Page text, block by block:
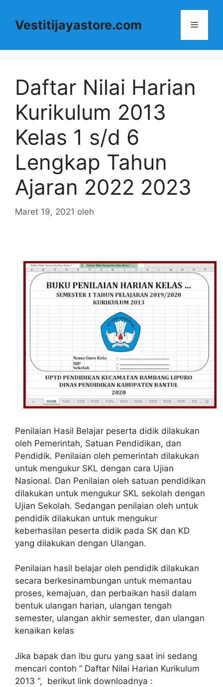
Vestitijayastore.com Menu
Daftar Nilai Harian
Kurikulum 2013
Kelas 1 s/d 6
Lengkap Tahun
Ajaran 2022 2023
Maret 19, 2021 oleh
Penilaian Hasil Belajar peserta didik dilakukan
oleh Pemerintah, Satuan Pendidikan, dan
Pendidik. Penilaian oleh pemerintah dilakukan
untuk mengukur SKL dengan cara Ujian
Nasional. Dan Penilaian oleh satuan pendidikan
dilakukan untuk mengukur SKL sekolah dengan
Ujian Sekolah. Sedangan penilaian oleh untuk
pendidik dilakukan untuk mengukur
keberhasilan peserta didik pada SK dan KD
yang dilakukan dengan Ulangan.
Penilaian hasil belajar oleh pendidik dilakukan
secara berkesinambungan untuk memantau
proses, kemajuan, dan perbaikan hasil dalam
bentuk ulangan harian, ulangan tengah
semester, ulangan akhir semester, dan ulangan
kenaikan kelas
Jika bapak dan ibu guru yang saat ini sedang
mencari contoh ” Daftar Nilai Harian Kurikulum
2013 “, berikut link downloadnya :